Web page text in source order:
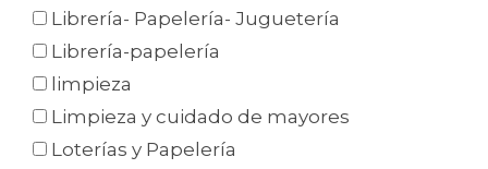
Librería- Papelería- Juguetería
Librería-papelería
limpieza
Limpieza y cuidado de mayores
Loterías y Papelería